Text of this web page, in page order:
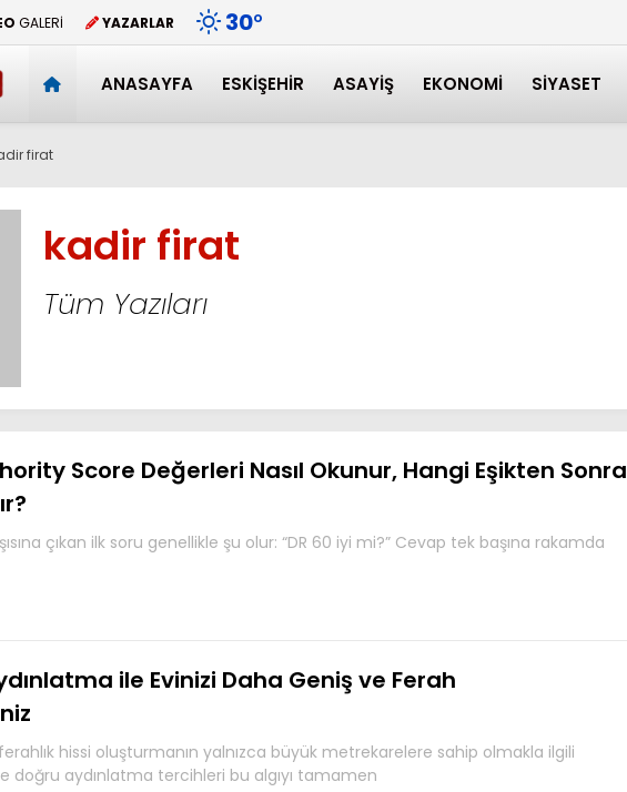
GALERİ YAZARLAR 30°
ANASAYFA ESKIŞEHIR ASAYIŞ EKONOMI SIYASET
firat
kadir firat
Tüm Yazıları
Score Değerleri Nasıl Okunur, Hangi Eşikten Sonra
çıkan ilk soru genellikle şu olur: “DR 60 iyi mi?” Cevap tek başına rakamda
ile Evinizi Daha Geniş ve Ferah
hissi oluşturmanın yalnızca büyük metrekarelere sahip olmakla ilgili
doğru aydınlatma tercihleri bu algıyı tamamen